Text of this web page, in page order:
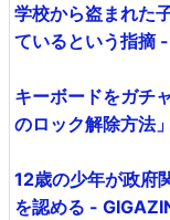
学校から盗まれた
ているという指摘
キーボードをガチ
のロック解除方法
12歳の少年が政府
を認める -